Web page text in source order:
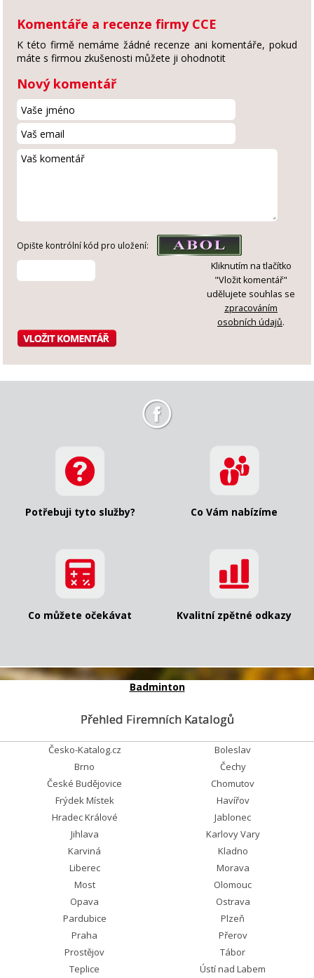
Komentáře a recenze firmy CCE
K této firmě nemáme žádné recenze ani komentáře, pokud
máte s firmou zkušenosti můžete ji ohodnotit
Nový komentář
Opište kontrólní kód pro uložení:
Kliknutím na tlačítko
"Vložit komentář"
udělujete souhlas se
zpracováním
osobních údajů.
Potřebuji tyto služby? Co Vám nabízíme
Co můžete očekávat Kvalitní zpětné odkazy
Badminton
Přehled Firemních Katalogů
Česko-Katalog.cz
Boleslav
Brno
Čechy
České Budějovice
Chomutov
Frýdek Místek
Havířov
Hradec Králové
Jablonec
Jihlava
Karlovy Vary
Karviná
Kladno
Liberec
Morava
Most
Olomouc
Opava
Ostrava
Pardubice
Plzeň
Praha
Přerov
Prostějov
Tábor
Teplice
Ústí nad Labem